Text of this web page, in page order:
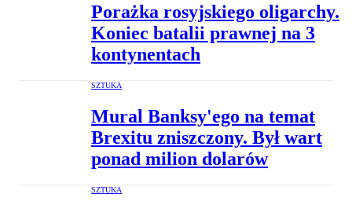
Porażka rosyjskiego oligarchy.
Koniec batalii prawnej na 3
kontynentach
SZTUKA
Mural Banksy'ego na temat
Brexitu zniszczony. Był wart
ponad milion dolarów
SZTUKA